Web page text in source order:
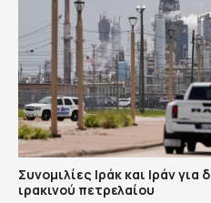
Συνομιλίες Ιράκ και Ιράν
ιρακινού πετρελαίου